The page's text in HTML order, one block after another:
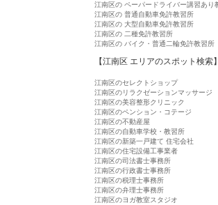
江南区の ペーパードライバー講習あり
江南区の 普通自動車免許教習所
江南区の 大型自動車免許教習所
江南区の 二種免許教習所
江南区の バイク・普通二輪免許教習所
【江南区 エリアのスポット検索
江南区のセレクトショップ
江南区のリラクゼーションマッサージ
江南区の美容整形クリニック
江南区のペンション・コテージ
江南区の不動産屋
江南区の自動車学校・教習所
江南区の新築一戸建て 住宅会社
江南区の住宅設備工事業者
江南区の司法書士事務所
江南区の行政書士事務所
江南区の税理士事務所
江南区の弁理士事務所
江南区のヨガ教室スタジオ